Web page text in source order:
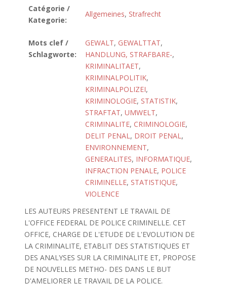
Catégorie /
Kategorie:
Allgemeines, Strafrecht
Mots clef /
Schlagworte:
GEWALT, GEWALTTAT,
HANDLUNG, STRAFBARE-,
KRIMINALITAET,
KRIMINALPOLITIK,
KRIMINALPOLIZEI,
KRIMINOLOGIE, STATISTIK,
STRAFTAT, UMWELT,
CRIMINALITE, CRIMINOLOGIE,
DELIT PENAL, DROIT PENAL,
ENVIRONNEMENT,
GENERALITES, INFORMATIQUE,
INFRACTION PENALE, POLICE
CRIMINELLE, STATISTIQUE,
VIOLENCE
LES AUTEURS PRESENTENT LE TRAVAIL DE
L'OFFICE FEDERAL DE POLICE CRIMINELLE. CET
OFFICE, CHARGE DE L'ETUDE DE L'EVOLUTION DE
LA CRIMINALITE, ETABLIT DES STATISTIQUES ET
DES ANALYSES SUR LA CRIMINALITE ET, PROPOSE
DE NOUVELLES METHO- DES DANS LE BUT
D'AMELIORER LE TRAVAIL DE LA POLICE.